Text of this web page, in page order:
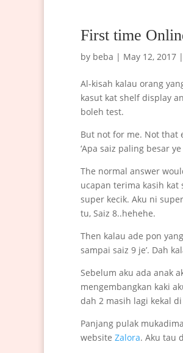
First time
by beba | May 12, 2017 |
Al-kisah kalau orang
kasut kat shelf display
boleh test.
But not for me. Not that
‘Apa saiz paling besar ye
The normal answer
ucapan terima kasih kat
super kecik. Aku ni
tu, Saiz 8..hehehe.
Then kalau ade pon
sampai saiz 9 je’. Dah
Sebelum aku ada anak
mengembangkan kaki
dah 2 masih lagi kekal di
Panjang pulak
website Zalora. Aku tau